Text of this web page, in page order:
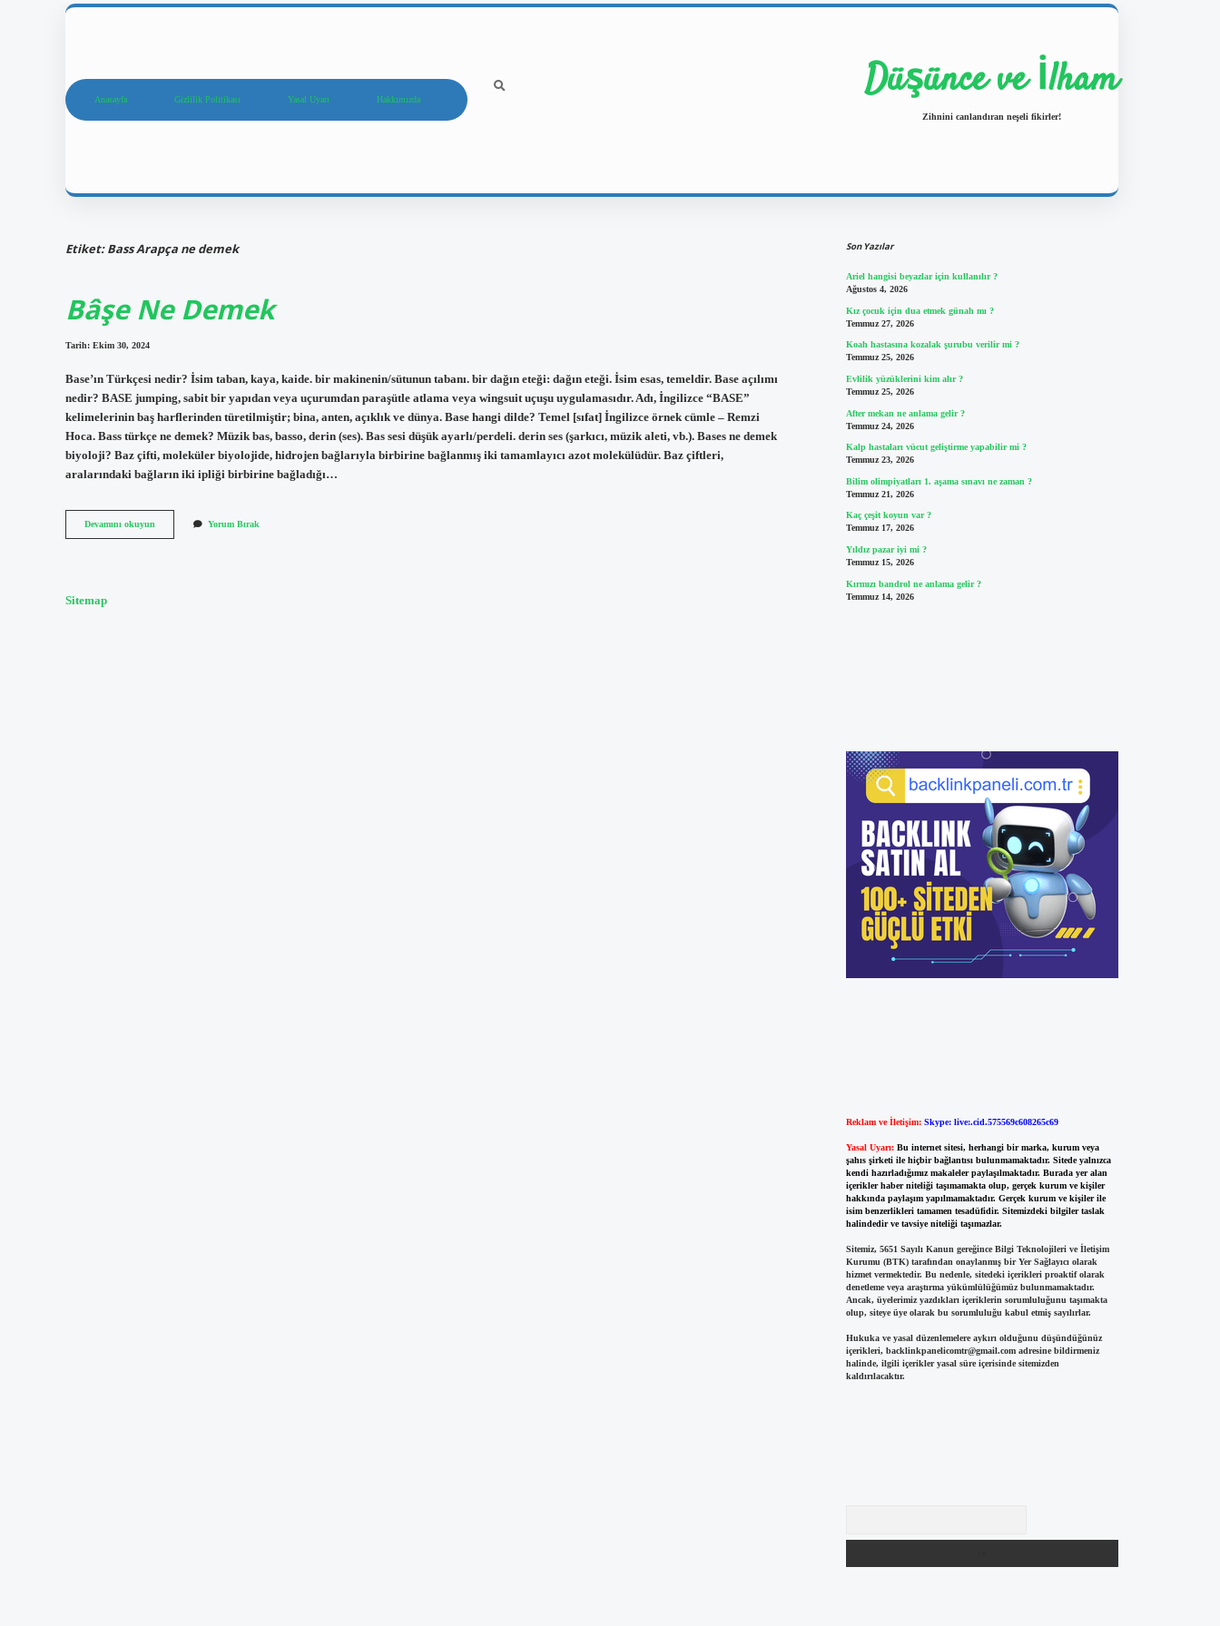
Anasayfa Gizlilik Politikası Yasal Uyarı Hakkımızda Düşünce ve İlham
Zihnini canlandıran neşeli fikirler!
Etiket:Bass Arapça ne demek
Bâşe Ne Demek
Tarih: Ekim 30, 2024
Base’ın Türkçesi nedir? İsim taban, kaya, kaide. bir makinenin/sütunun tabanı. bir dağın eteği: dağın eteği. İsim esas, temeldir. Base açılımı
nedir? BASE jumping, sabit bir yapıdan veya uçurumdan paraşütle atlama veya wingsuit uçuşu uygulamasıdır. Adı, İngilizce “BASE”
kelimelerinin baş harflerinden türetilmiştir; bina, anten, açıklık ve dünya. Base hangi dilde? Temel [sıfat] İngilizce örnek cümle – Remzi
Hoca. Bass türkçe ne demek? Müzik bas, basso, derin (ses). Bas sesi düşük ayarlı/perdeli. derin ses (şarkıcı, müzik aleti, vb.). Bases ne demek
biyoloji? Baz çifti, moleküler biyolojide, hidrojen bağlarıyla birbirine bağlanmış iki tamamlayıcı azot molekülüdür. Baz çiftleri,
aralarındaki bağların iki ipliği birbirine bağladığı…
Devamını okuyun
Ne
Yorum Bırak
Sitemap
Son Yazılar
Ariel hangisi beyazlar için kullanılır ?
Ağustos 4, 2026
Kız çocuk için dua etmek günah mı ?
Temmuz 27, 2026
Koah hastasına kozalak şurubu verilir mi ?
Temmuz 25, 2026
Evlilik yüzüklerini kim alır ?
Temmuz 25, 2026
After mekan ne anlama gelir ?
Temmuz 24, 2026
Kalp hastaları vücut geliştirme yapabilir mi ?
Temmuz 23, 2026
Bilim olimpiyatları 1. aşama sınavı ne zaman ?
Temmuz 21, 2026
Kaç çeşit koyun var ?
Temmuz 17, 2026
Yıldız pazar iyi mi ?
Temmuz 15, 2026
Kırmızı bandrol ne anlama gelir ?
Temmuz 14, 2026
Reklam ve İletişim: Skype: live:.cid.575569c608265c69
Yasal Uyarı: Bu internet sitesi, herhangi bir marka, kurum veya
şahıs şirketi ile hiçbir bağlantısı bulunmamaktadır. Sitede yalnızca
kendi hazırladığımız makaleler paylaşılmaktadır. Burada yer alan
içerikler haber niteliği taşımamakta olup, gerçek kurum ve kişiler
hakkında paylaşım yapılmamaktadır. Gerçek kurum ve kişiler ile
isim benzerlikleri tamamen tesadüfidir. Sitemizdeki bilgiler taslak
halindedir ve tavsiye niteliği taşımazlar.
Sitemiz, 5651 Sayılı Kanun gereğince Bilgi Teknolojileri ve İletişim
Kurumu (BTK) tarafından onaylanmış bir Yer Sağlayıcı olarak
hizmet vermektedir. Bu nedenle, sitedeki içerikleri proaktif olarak
denetleme veya araştırma yükümlülüğümüz bulunmamaktadır.
Ancak, üyelerimiz yazdıkları içeriklerin sorumluluğunu taşımakta
olup, siteye üye olarak bu sorumluluğu kabul etmiş sayılırlar.
Hukuka ve yasal düzenlemelere aykırı olduğunu düşündüğünüz
içerikleri, backlinkpanelicomtr@gmail.comadresine bildirmeniz
halinde, ilgili içerikler yasal süre içerisinde sitemizden
kaldırılacaktır.